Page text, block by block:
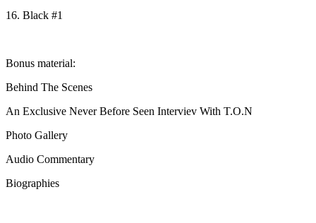
16. Black #1
Bonus material:
Behind The Scenes
An Exclusive Never Before Seen Interviev With T.O.N
Photo Gallery
Audio Commentary
Biographies